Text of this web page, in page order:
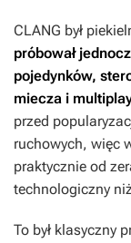
CLANG był
próbował
pojedynków,
miecza i
przed
ruchowych, więc
praktycznie od
technologiczny
To był klasyczny